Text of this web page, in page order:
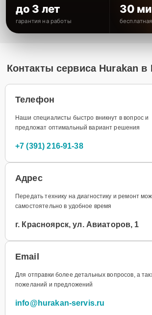
до 3 лет
гарантия на работы
30
Контакты сервиса Hurakan в
Телефон
Наши специалисты быстро вникнут в вопрос и
предложат оптимальный вариант решения
+7 (391) 216-91-38
Адрес
Передать технику на диагностику и ремонт
самостоятельно в удобное время
г. Красноярск, ул. Авиаторов, 1
Email
Для отправки более детальных вопросов, а
пожеланий и предложений
info@hurakan-servis.ru